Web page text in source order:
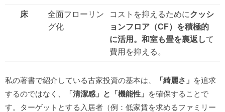
床
全面フローリン
グ化
コストを抑えるためにクッシ
ョンフロア（CF）を積極的
に活用。和室も畳を裏返して
費用を抑える。
私の著書で紹介している古家投資の基本は、 「綺麗さ」 を追求
するのではなく、
「清潔感」と「機能性」 を確保することで
す。ターゲットとする入居者（例：低家賃を求めるファミリー